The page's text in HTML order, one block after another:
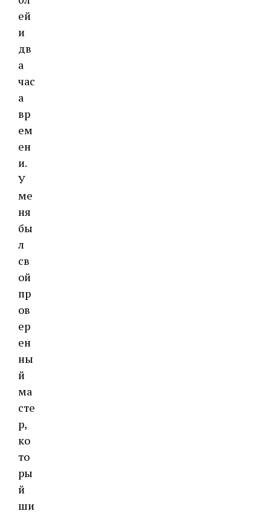
ей
и
дв
а
час
а
вр
ем
ен
и.
У
ме
ня
бы
л
св
ой
пр
ов
ер
ен
ны
й
ма
сте
р,
ко
то
ры
й
ши